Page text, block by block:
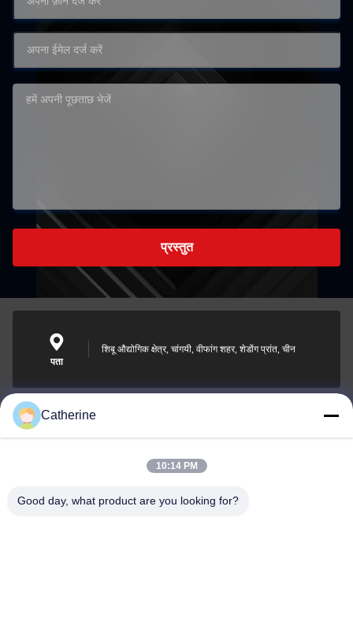
प्रस्तुत
पता
शिबू औद्योगिक क्षेत्र, चांगयी, वीफांग शहर, शेडोंग प्रांत, चीन
padraic@huayumachine.cn
Catherine
10:14 PM
Good day, what product are you looking for?